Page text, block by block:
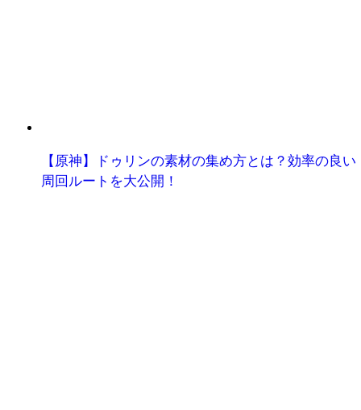
【原神】ドゥリンの素材の集め方とは？効率の良い
周回ルートを大公開！